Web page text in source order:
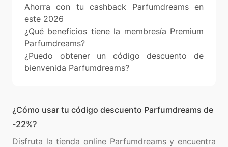
Ahorra con tu cashback Parfumdreams en
este 2026
¿Qué beneficios tiene la membresía Premium
Parfumdreams?
¿Puedo obtener un código descuento de
bienvenida Parfumdreams?
¿Cómo usar tu código descuento Parfumdreams de
-22%?
Disfruta la tienda online Parfumdreams y encuentra